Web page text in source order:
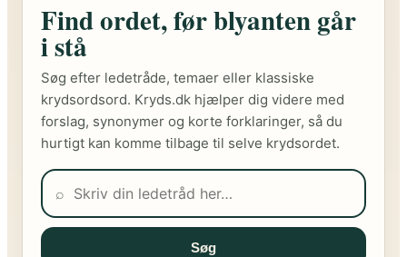
Find ordet, før blyanten går
i stå
Søg efter ledetråde, temaer eller klassiske
krydsordsord. Kryds.dk hjælper dig videre med
forslag, synonymer og korte forklaringer, så du
hurtigt kan komme tilbage til selve krydsordet.
⌕
Søg